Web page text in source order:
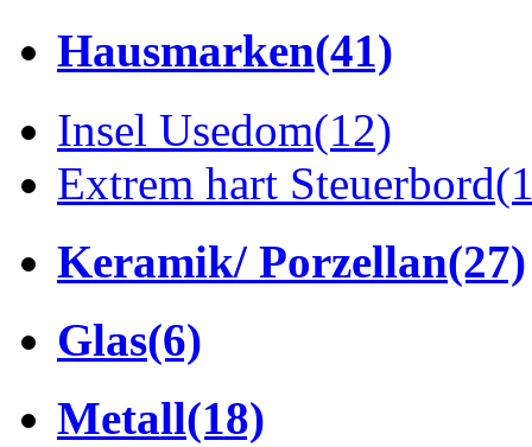
Hausmarken(41)
Insel Usedom(12)
Extrem hart Steuerbord
Keramik/ Porzellan(27)
Glas(6)
Metall(18)